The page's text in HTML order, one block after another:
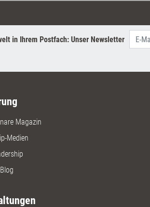
in Ihrem Postfach: Unser Newsletter
Magazin
Medien